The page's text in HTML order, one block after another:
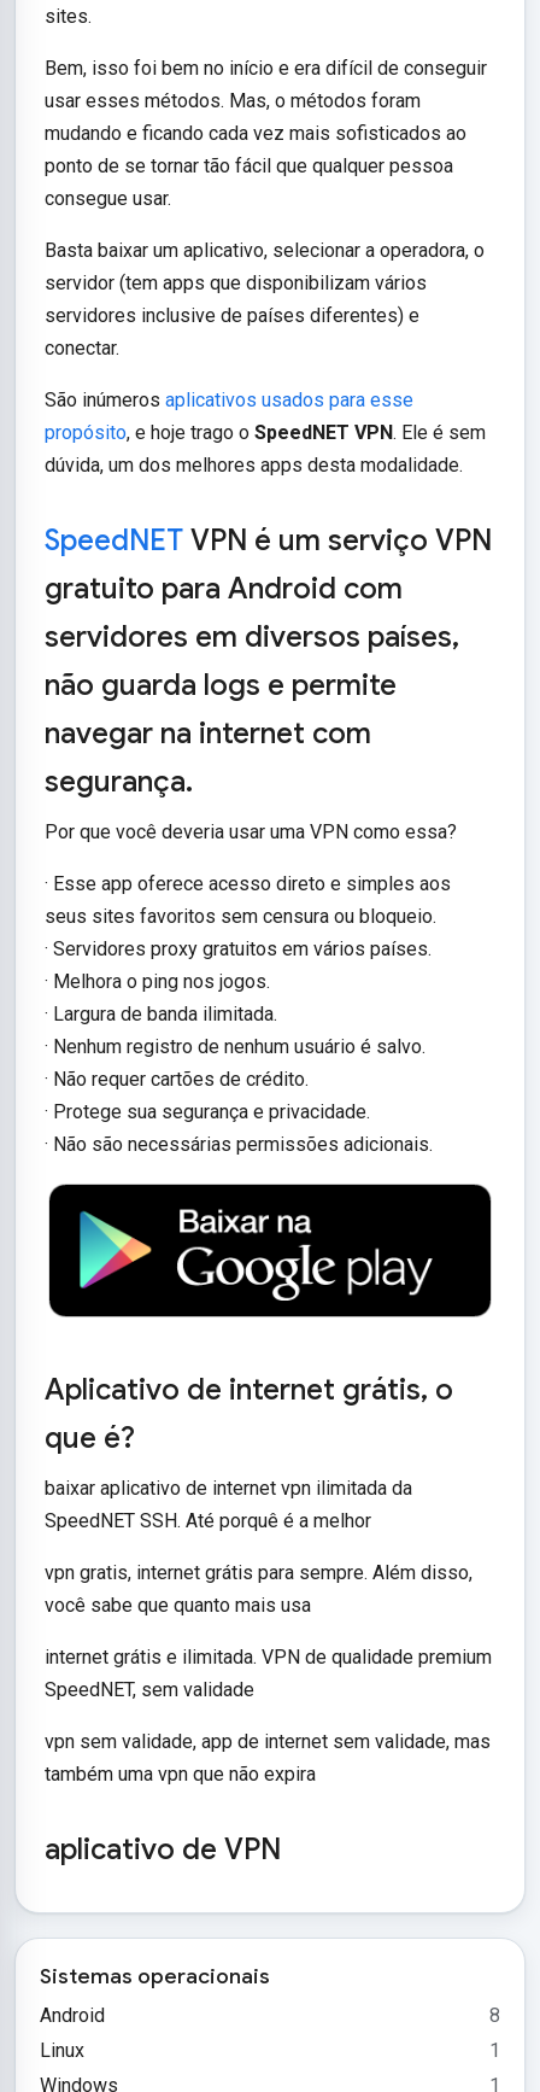
Sistemas operacionais
Android
8
Linux
1
Windows
1
sites.
Bem, isso foi bem no início e era difícil de conseguir
usar esses métodos. Mas, o métodos foram
mudando e ficando cada vez mais sofisticados ao
ponto de se tornar tão fácil que qualquer pessoa
consegue usar.
Basta baixar um aplicativo, selecionar a operadora, o
servidor (tem apps que disponibilizam vários
servidores inclusive de países diferentes) e
conectar.
São inúmeros aplicativos usados para esse
propósito, e hoje trago o SpeedNET VPN. Ele é sem
dúvida, um dos melhores apps desta modalidade.
SpeedNET VPN é um serviço VPN
gratuito para Android com
servidores em diversos países,
não guarda logs e permite
navegar na internet com
segurança.
Por que você deveria usar uma VPN como essa?
· Esse app oferece acesso direto e simples aos
seus sites favoritos sem censura ou bloqueio.
· Servidores proxy gratuitos em vários países.
· Melhora o ping nos jogos.
· Largura de banda ilimitada.
· Nenhum registro de nenhum usuário é salvo.
· Não requer cartões de crédito.
· Protege sua segurança e privacidade.
· Não são necessárias permissões adicionais.
Aplicativo de internet grátis, o
que é?
baixar aplicativo de internet vpn ilimitada da
SpeedNET SSH. Até porquê é a melhor
vpn gratis, internet grátis para sempre. Além disso,
você sabe que quanto mais usa
internet grátis e ilimitada. VPN de qualidade premium
SpeedNET, sem validade
vpn sem validade, app de internet sem validade, mas
também uma vpn que não expira
aplicativo de VPN